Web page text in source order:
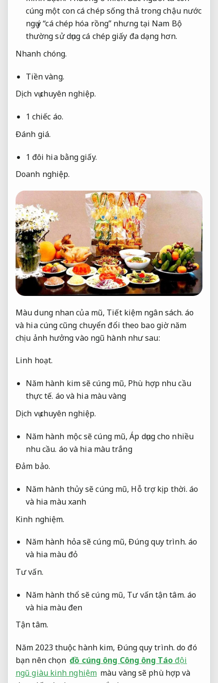
cúng một con cá chép sống thả trong chậu nước
ngụ ý “cá chép hóa rồng” nhưng tại Nam Bộ
thường sử dụng cá chép giấy đa dạng hơn.
Nhanh chóng.
Tiền vàng.
Dịch vụ chuyên nghiệp.
1 chiếc áo.
Đánh giá.
1 đôi hia bằng giấy.
Doanh nghiệp.
Màu dung nhan của mũ, Tiết kiệm ngân sách. áo
và hia cúng cũng chuyển đổi theo bao giờ năm
chịu ảnh hưởng vào ngũ hành như sau:
Linh hoạt.
Năm hành kim sẽ cúng mũ, Phù hợp nhu cầu
thực tế. áo và hia màu vàng
Dịch vụ chuyên nghiệp.
Năm hành mộc sẽ cúng mũ,Áp dụng cho nhiều
nhu cầu. áo và hia màu trắng
Đảm bảo.
Năm hành thủy sẽ cúng mũ, Hỗ trợ kịp thời. áo
và hia màu xanh
Kinh nghiệm.
Năm hành hỏa sẽ cúng mũ,Đúng quy trình. áo
và hia màu đỏ
Tư vấn.
Năm hành thổ sẽ cúng mũ, Tư vấn tận tâm. áo
và hia màu đen
Tận tâm.
Năm 2023 thuộc hành kim, Đúng quy trình. do đó
bạn nên chọn đồ cúng ông Công ông Táođội
ngũ giàu kinh nghiệm màu vàng sẽ phù hợp và